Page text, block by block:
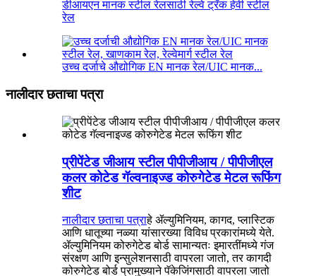
डीआयएन मानक स्टील रेलसाठी रेल्वे ट्रॅक हेवी स्टील
रेल
उच्च दर्जाचे औद्योगिक EN मानक रेल/UIC मानक...
नालीदार छताचा पत्रा
प्रीपेंटेड जीआय स्टील पीपीजीआय / पीपीजीएल
कलर कोटेड गॅल्वनाइज्ड कोरुगेटेड मेटल रूफिंग
शीट
नालीदार छताचा पत्राहे ॲल्युमिनियम, कागद, प्लास्टिक
आणि धातूच्या नळ्या यांसारख्या विविध प्रकारांमध्ये येते.
ॲल्युमिनियम कोरुगेटेड बोर्ड सामान्यतः इमारतींमध्ये गंज
संरक्षण आणि इन्सुलेशनसाठी वापरला जातो, तर कागदी
कोरुगेटेड बोर्ड प्रामुख्याने पॅकेजिंगसाठी वापरला जातो